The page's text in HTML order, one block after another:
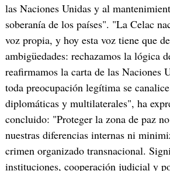
las Naciones Unidas y al
soberanía de los países". "La Celac
voz propia, y hoy esta voz tiene que
ambigüedades: rechazamos la lógica
reafirmamos la carta de las Naciones
toda preocupación legítima se
diplomáticas y multilaterales", ha
concluido: "Proteger la zona de paz
nuestras diferencias internas ni
crimen organizado transnacional.
instituciones, cooperación judicial y